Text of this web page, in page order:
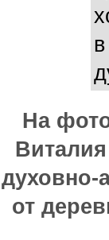
На
духовно-
от